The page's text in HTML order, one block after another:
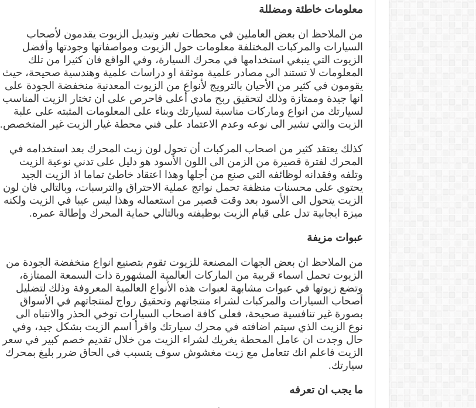
معلومات خاطئة ومضللة
من الملاحظ ان بعض العاملين في محطات تغير وتبديل الزيوت يقدمون لأصحاب
السيارات والمركبات المختلفة معلومات حول الزيوت ومواصفاتها وجودتها وأفضل
الزيوت التي ينبغي استخدامها في محرك السيارة، وفي الواقع فان كثيرا من تلك
المعلومات لا تستند الى مصادر علمية موثقة او دراسات علمية وهندسية صحيحة، حيث
يقومون في كثير من الأحيان بالترويج لأنواع من الزيوت المعدنية منخفضة الجودة على
انها جيدة وممتازة وذلك لتحقيق ربح مادي أعلى فاحرص على ان تختار الزيت المناسب
لسيارتك من انواع وماركات مناسبة لسيارتك وبناء على المعلومات المثبته على علبة
الزيت والتي تشير الى نوعه وعدم الاعتماد على فني محطة غيار الزيت غير المتخصص.
كذلك يعتقد كثير من اصحاب المركبات أن تحول لون زيت المحرك بعد استخدامه في
المحرك لفترة قصيرة من الزمن الى اللون الأسود هو دليل على تدني نوعية الزيت
وتلفه وفقدانه لوظائفه التي صنع من أجلها وهذا اعتقاد خاطئ تماما اذ الزيت الجيد
يحتوي على محسنات منظفة تحمل نواتج عملية الاحتراق والترسبات، وبالتالي فان لون
الزيت يتحول الى الأسود بعد وقت قصير من استعماله وهذا ليس عيبا في الزيت ولكنه
ميزة ايجابية تدل على قيام الزيت بوظيفته وبالتالي حماية المحرك وإطالة عمره.
عبوات مزيفة
من الملاحظ ان بعض الجهات المصنعة للزيوت تقوم بتصنيع انواع منخفضة الجودة من
الزيوت تحمل اسماء قريبة من الماركات العالمية المشهورة ذات السمعة الممتازة،
وتضع زيوتها في عبوات مشابهة لعبوات هذه الأنواع العالمية المعروفة وذلك لتضليل
أصحاب السيارات والمركبات لشراء منتجاتهم وتحقيق رواج لمنتجاتهم في الأسواق
بصورة غير تنافسية صحيحة، فعلى كافة اصحاب السيارات توخي الحذر والانتباه الى
نوع الزيت الذي سيتم اضافته في محرك سيارتك واقرأ اسم الزيت بشكل جيد، وفي
حال وجدت ان عامل المحطة يغريك لشراء الزيت من خلال تقديم خصم كبير في سعر
الزيت فاعلم انك تتعامل مع زيت مغشوش سوف يتسبب في الحاق ضرر بليغ بمحرك
سيارتك.
ما يجب ان تعرفه